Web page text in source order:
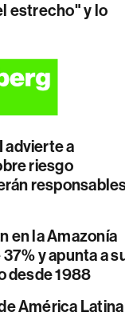
estrecho" y lo
advierte a
riesgo
en la Amazonía
y apunta a
desde 1988
América Latina